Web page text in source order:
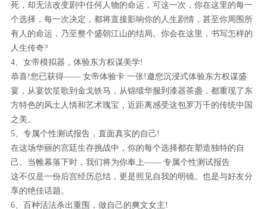
死，却无法改变剧中任何人物的命运，可这一次，你在这里的每一
个选择，每一次决定，都将直接影响你的人生剧情，甚至你周围所
有人的命运，乃至整个盛朝江山的结局。你会在这里，书写怎样的
人生传奇?
4、女帝模拟器，体验东方权谋美学!
恭喜!您已获得—— 女帝体验卡 一张!邀您沉浸式体验东方权谋盛
宴，从宴饮笙歌到金戈铁马，从锦缎华服到漆器茶盏，都重现了东
方特色的风土人情和艺术瑰宝，近距离感受这包罗万千的传统中国
之美。
5、专属个性测试报告，直面真实的自己!
在这场华丽的宫廷生存挑战中，你的每个选择都在塑造独特的自
己。当帷幕落下时，我们将为你奉上—— 专属个性测试报告
这不仅是一份后宫经历总结，更是照见自我的明镜。也是与好友分
享的绝佳话题。
6、百种活法杀出重围，做自己的爽文女主!